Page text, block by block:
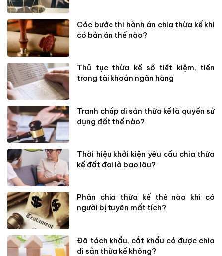
Các bước thi hành án chia thừa kế khi
có bản án thế nào?
Thủ tục thừa kế sổ tiết kiệm, tiền
trong tài khoản ngân hàng
Tranh chấp di sản thừa kế là quyền sử
dụng đất thế nào?
Thời hiệu khởi kiện yêu cầu chia thừa
kế đất đai là bao lâu?
Phân chia thừa kế thế nào khi có
người bị tuyên mất tích?
Đã tách khẩu, cắt khẩu có được chia
di sản thừa kế không?